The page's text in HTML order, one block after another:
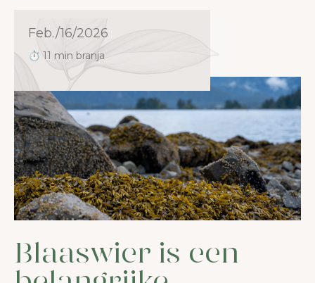
Feb./16/2026
⏱ 11 min branja
Blaaswier is een